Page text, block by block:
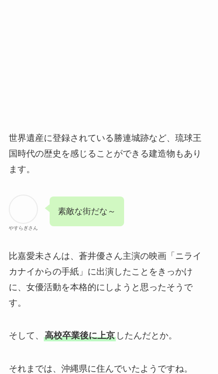
世界遺産に登録されている勝連城跡など、琉球王
国時代の歴史を感じることができる建造物もあり
ます。
やすらぎさん
素敵な街だな～
比嘉愛未さんは、蒼井優さん主演の映画「ニライ
カナイからの手紙」に出演したことをきっかけ
に、女優活動を本格的にしようと思ったそうで
す。
そして、 高校卒業後に上京したんだとか。
それまでは、沖縄県に住んでいたようですね。